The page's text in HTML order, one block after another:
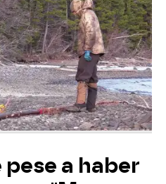
a haber